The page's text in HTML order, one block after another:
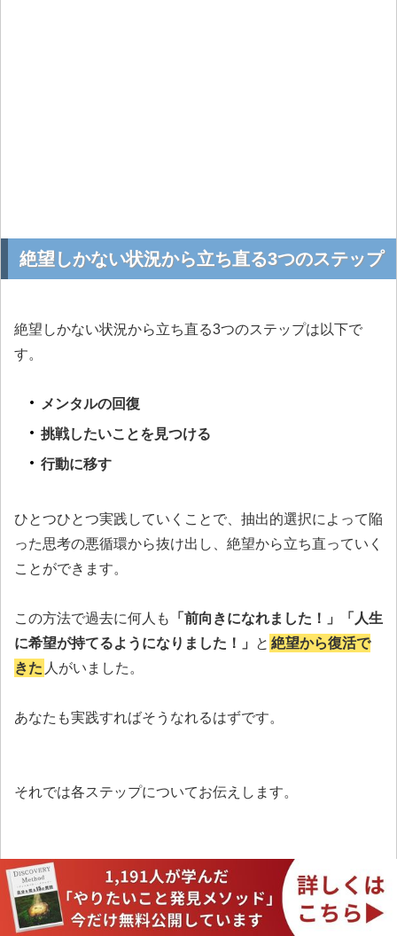
絶望しかない状況から立ち直る3つのステップ
絶望しかない状況から立ち直る3つのステップは以下で
す。
メンタルの回復
挑戦したいことを見つける
行動に移す
ひとつひとつ実践していくことで、抽出的選択によって陥
った思考の悪循環から抜け出し、絶望から立ち直っていく
ことができます。
この方法で過去に何人も
「前向きになれました！」「人生
に希望が持てるようになりました！」
と 絶望から復活で
きた 人がいました。
あなたも実践すればそうなれるはずです。
それでは各ステップについてお伝えします。
メンタルの回復